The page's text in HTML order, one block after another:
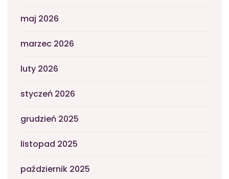
maj 2026
marzec 2026
luty 2026
styczeń 2026
grudzień 2025
listopad 2025
październik 2025